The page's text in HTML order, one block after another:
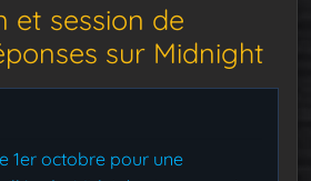
et session de
sur Midnight
1er octobre pour une